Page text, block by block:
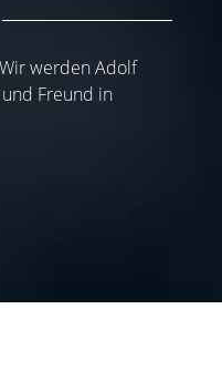
Wir werden Adolf
Freund in
bleibt in